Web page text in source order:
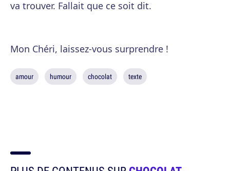
va trouver. Fallait que ce soit dit.
Mon Chéri, laissez-vous surprendre !
amour humour chocolat texte